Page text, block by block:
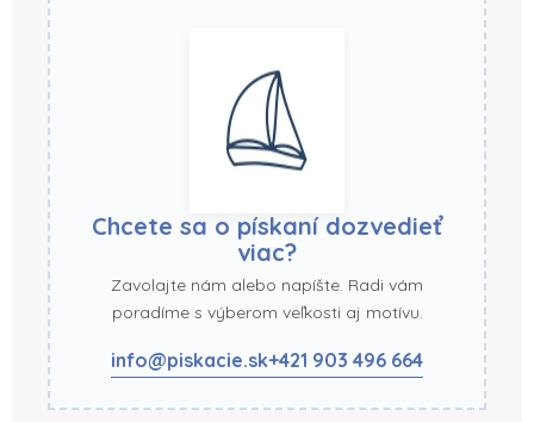
Chcete sa o pískaní dozvedieť
viac?
Zavolajte nám alebo napíšte. Radi vám
poradíme s výberom veľkosti aj motívu.
info@piskacie.sk+421 903 496 664